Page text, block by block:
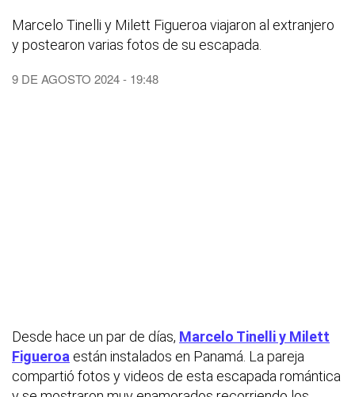
Marcelo Tinelli y Milett Figueroa viajaron al extranjero
y postearon varias fotos de su escapada.
9 DE AGOSTO 2024 - 19:48
Desde hace un par de días, Marcelo Tinelli y Milett
Figueroa están instalados en Panamá. La pareja
compartió fotos y videos de esta escapada romántica